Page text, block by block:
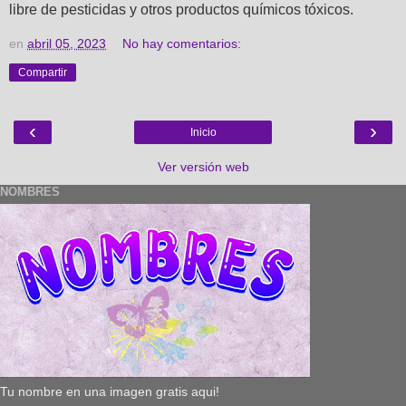
libre de pesticidas y otros productos químicos tóxicos.
en abril 05, 2023 No hay comentarios:
Compartir
‹ ›
Inicio
Ver versión web
NOMBRES
Tu nombre en una imagen gratis aqui!